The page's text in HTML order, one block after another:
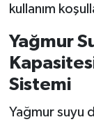
kullanım
Yağmur
Sistemi
Yağmur suyu